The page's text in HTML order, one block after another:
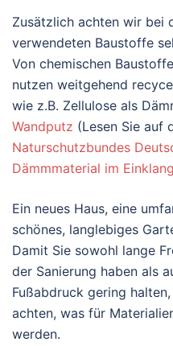
Zusätzlich achten wir bei
verwendeten Baustoffe
Von chemischen
nutzen weitgehend
wie z.B. Zellulose als
Wandputz (Lesen Sie auf
Naturschutzbundes
Dämmmaterial im
Ein neues Haus, eine
schönes, langlebiges
Damit Sie sowohl lange
der Sanierung haben als
Fußabdruck gering
achten, was für
werden.